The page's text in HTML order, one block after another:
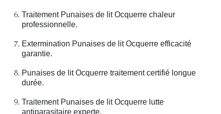
Traitement Punaises de lit Ocquerre chaleur
professionnelle.
Extermination Punaises de lit Ocquerre efficacité
garantie.
Punaises de lit Ocquerre traitement certifié longue
durée.
Traitement Punaises de lit Ocquerre lutte
antiparasitaire experte.